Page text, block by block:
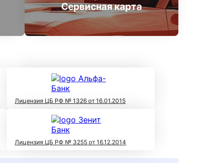
Сервисная карта
Лицензия ЦБ РФ № 1326 от 16.01.2015
Лицензия ЦБ РФ № 3255 от 16.12.2014